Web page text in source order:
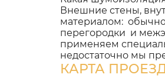
Внешние стены,
материалом:
перегородки и
применяем
недостаточно мы
КАРТА